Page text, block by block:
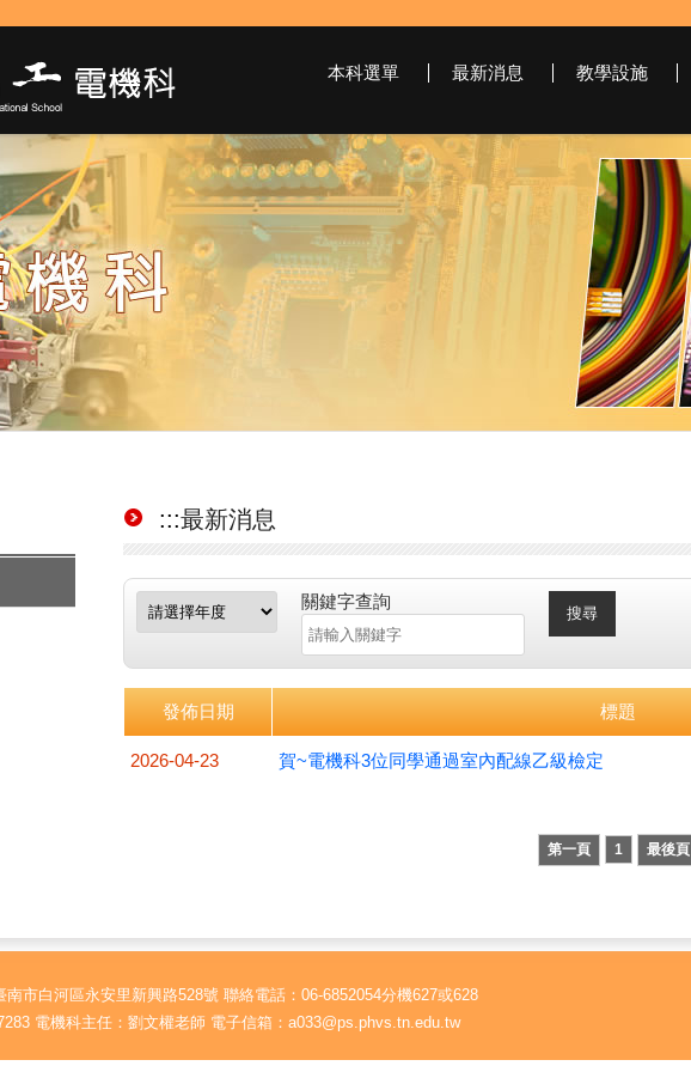
本科選單 最新消息 教學設施
:::最新消息
關鍵字查詢
搜尋
發佈日期 標題
2026-04-23 賀~電機科3位同學通過室內配線乙級檢定
第一頁 1 最後頁
南市白河區永安里新興路528號 聯絡電話：06-6852054分機627或628
電機科主任：劉文權老師 電子信箱：a033@ps.phvs.tn.edu.tw